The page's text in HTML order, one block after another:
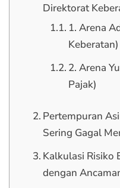
Direktorat
1. Arena
Keberatan)
2. Arena
Pajak)
Pertempuran
Sering Gagal
Kalkulasi Risiko
dengan